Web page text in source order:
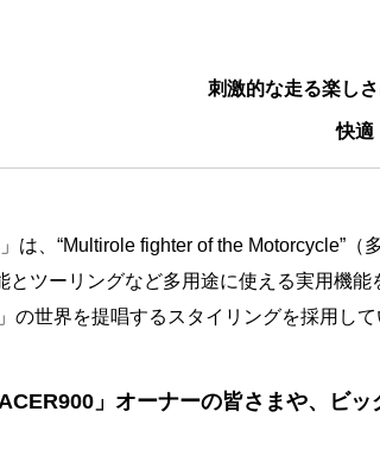
刺激的な走る楽し
快適
は、“Multirole fighter of the Motorcycle”
とツーリングなど多用途に使える実用機
の世界を提唱するスタイリングを採用して
」オーナーの皆さまや、ビッ